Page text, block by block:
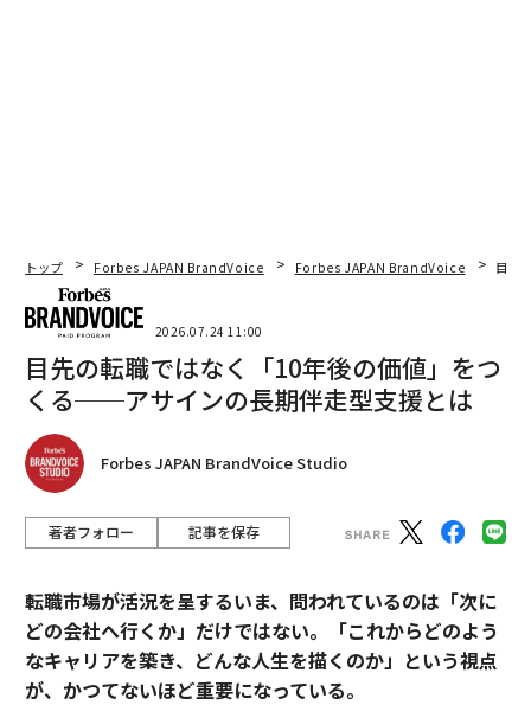
トップ Forbes JAPAN BrandVoice Forbes JAPAN BrandVoice 目先
2026.07.24 11:00
目先の転職ではなく「10年後の価値」をつ
くる──アサインの長期伴走型支援とは
Forbes JAPAN BrandVoice Studio
著者フォロー 記事を保存
転職市場が活況を呈するいま、問われているのは「次に
どの会社へ行くか」だけではない。「これからどのよう
なキャリアを築き、どんな人生を描くのか」という視点
が、かつてないほど重要になっている。